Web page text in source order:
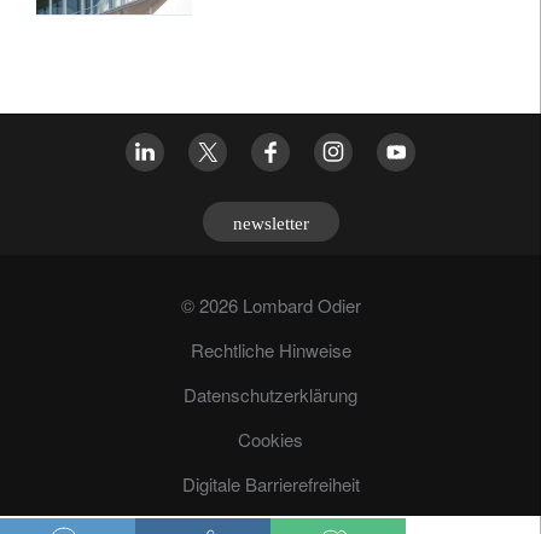
newsletter
© 2026 Lombard Odier
Rechtliche Hinweise
Datenschutzerklärung
Cookies
Digitale Barrierefreiheit